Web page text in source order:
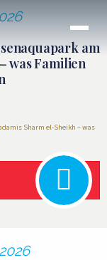
am
was Familien